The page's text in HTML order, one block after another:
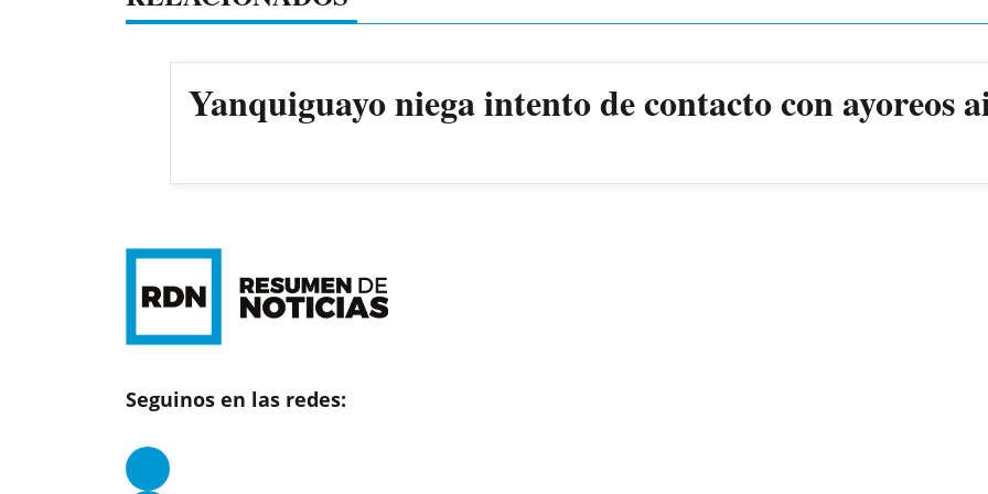
Yanquiguayo niega intento de contacto con ayoreos
Seguinos en las redes: